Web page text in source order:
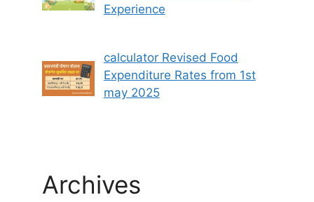
Experience
calculator Revised Food
Expenditure Rates from 1st
may 2025
Archives